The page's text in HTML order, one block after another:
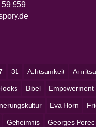
59 959‬
31 Achtsamkeit
Bibel Empowerment
Eva Horn
Geheimnis Georges Perec